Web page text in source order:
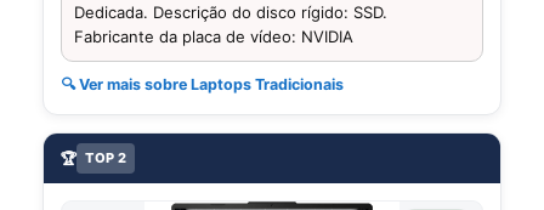
Dedicada. Descrição do disco rígido: SSD.
Fabricante da placa de vídeo: NVIDIA
🔍 Ver mais sobre Laptops Tradicionais
🏆 TOP 2